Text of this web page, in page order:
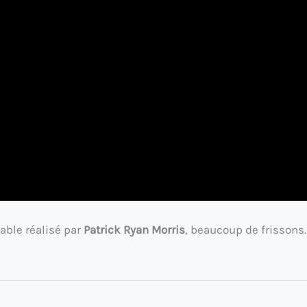
réalisé par Patrick Ryan Morris, beaucoup de frissons.